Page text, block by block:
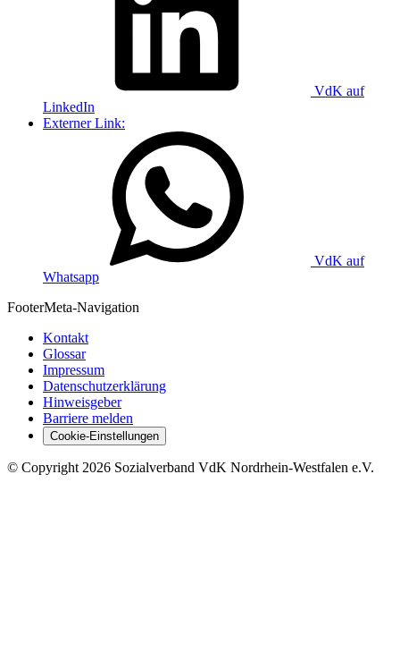
VdK auf
LinkedIn
Externer Link:
VdK auf
Whatsapp
FooterMeta-Navigation
Kontakt
Glossar
Impressum
Datenschutzerklärung
Hinweisgeber
Barriere melden
Cookie-Einstellungen
© Copyright 2026 Sozialverband VdK Nordrhein-Westfalen e.V.